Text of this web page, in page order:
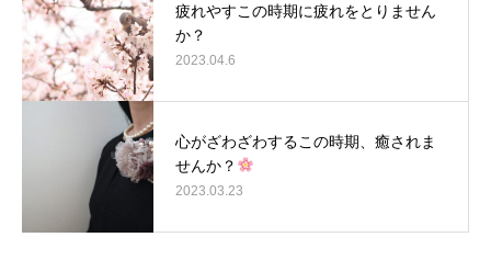
疲れやすこの時期に疲れをとりません
か？
2023.04.6
心がざわざわするこの時期、癒されま
せんか？
2023.03.23